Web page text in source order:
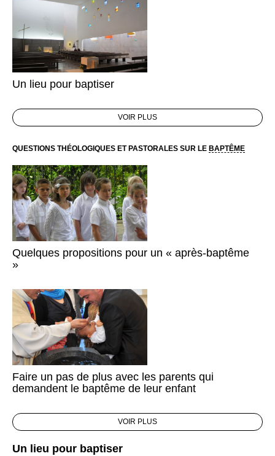
Un lieu pour baptiser
VOIR PLUS
QUESTIONS THÉOLOGIQUES ET PASTORALES SUR LE BAPTÊME
Quelques propositions pour un « après-baptême
»
Faire un pas de plus avec les parents qui
demandent le baptême de leur enfant
VOIR PLUS
Un lieu pour baptiser